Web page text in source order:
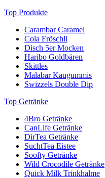
Top Produkte
Carambar Caramel
Cola Fröschli
Disch 5er Mocken
Haribo Goldbären
Skittles
Malabar Kaugummis
Swizzels Double Dip
Top Getränke
4Bro Getränke
CanLife Getränke
DirTea Getränke
SuchtTea Eistee
Soofty Getränke
Wild Crocodile Getränke
Quick Milk Trinkhalme